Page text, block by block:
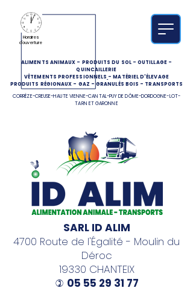
ALIMENTS ANIMAUX - PRODUITS DU SOL-OUTILLAGE-
QUINCAILLERIE
VÊTEMENTS PROFESSIONNELS -MATÉRIEL D'ÉLEVAGE
PRODUITS RÉGIONAUX - GAZ -GRANULÉS BOIS - TRANSPORTS
CORRÈZE-CREUSE-HAUTE VIENNE-CANTAL-PUY DE DÔME-DORDOGNE-LOT-
TARN ET GARONNE
Horaires
d'ouverture
SARL ID ALIM
4700 Route de l'Égalité - Moulin du
Déroc
19330 CHANTEIX
) 05 55 29 31 77